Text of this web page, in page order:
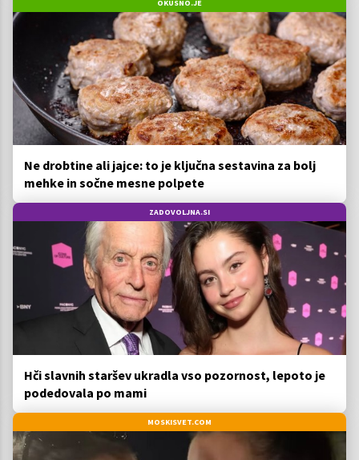
OKUSNO.JE
Ne drobtine ali jajce: to je ključna sestavina za bolj
mehke in sočne mesne polpete
ZADOVOLJNA.SI
Hči slavnih staršev ukradla vso pozornost, lepoto je
podedovala po mami
MOSKISVET.COM